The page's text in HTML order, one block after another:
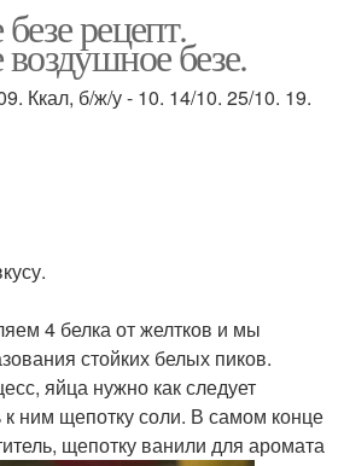
рецепт.
безе.
Ккал, б/ж/у - 10. 14/10. 25/10. 19.
4 белка от желтков и мы
стойких белых пиков.
яйца нужно как следует
к ним щепотку соли. В самом конце
щепотку ванили для аромата